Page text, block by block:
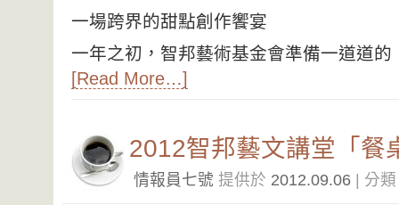
一場跨界的甜點創作饗宴
一年之初，智邦藝術基金會準備一道道
[Read More…]
2012智邦藝文講堂「
情報員七號 提供於 2012.09.06 | 分